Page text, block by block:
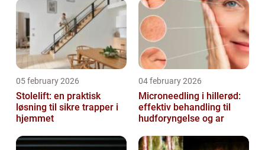
05 february 2026
Stolelift: en praktisk
løsning til sikre trapper i
hjemmet
04 february 2026
Microneedling i hillerød:
effektiv behandling til
hudforyngelse og ar